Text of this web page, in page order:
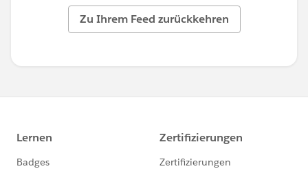
Zu Ihrem Feed zurückkehren